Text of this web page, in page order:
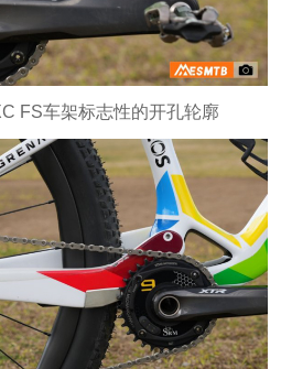
FS车架标志性的开孔轮廓